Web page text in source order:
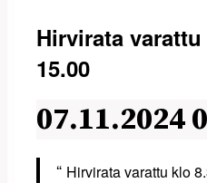
Hirvirata
15.00
07.11.2024
Hirvirata varattu klo